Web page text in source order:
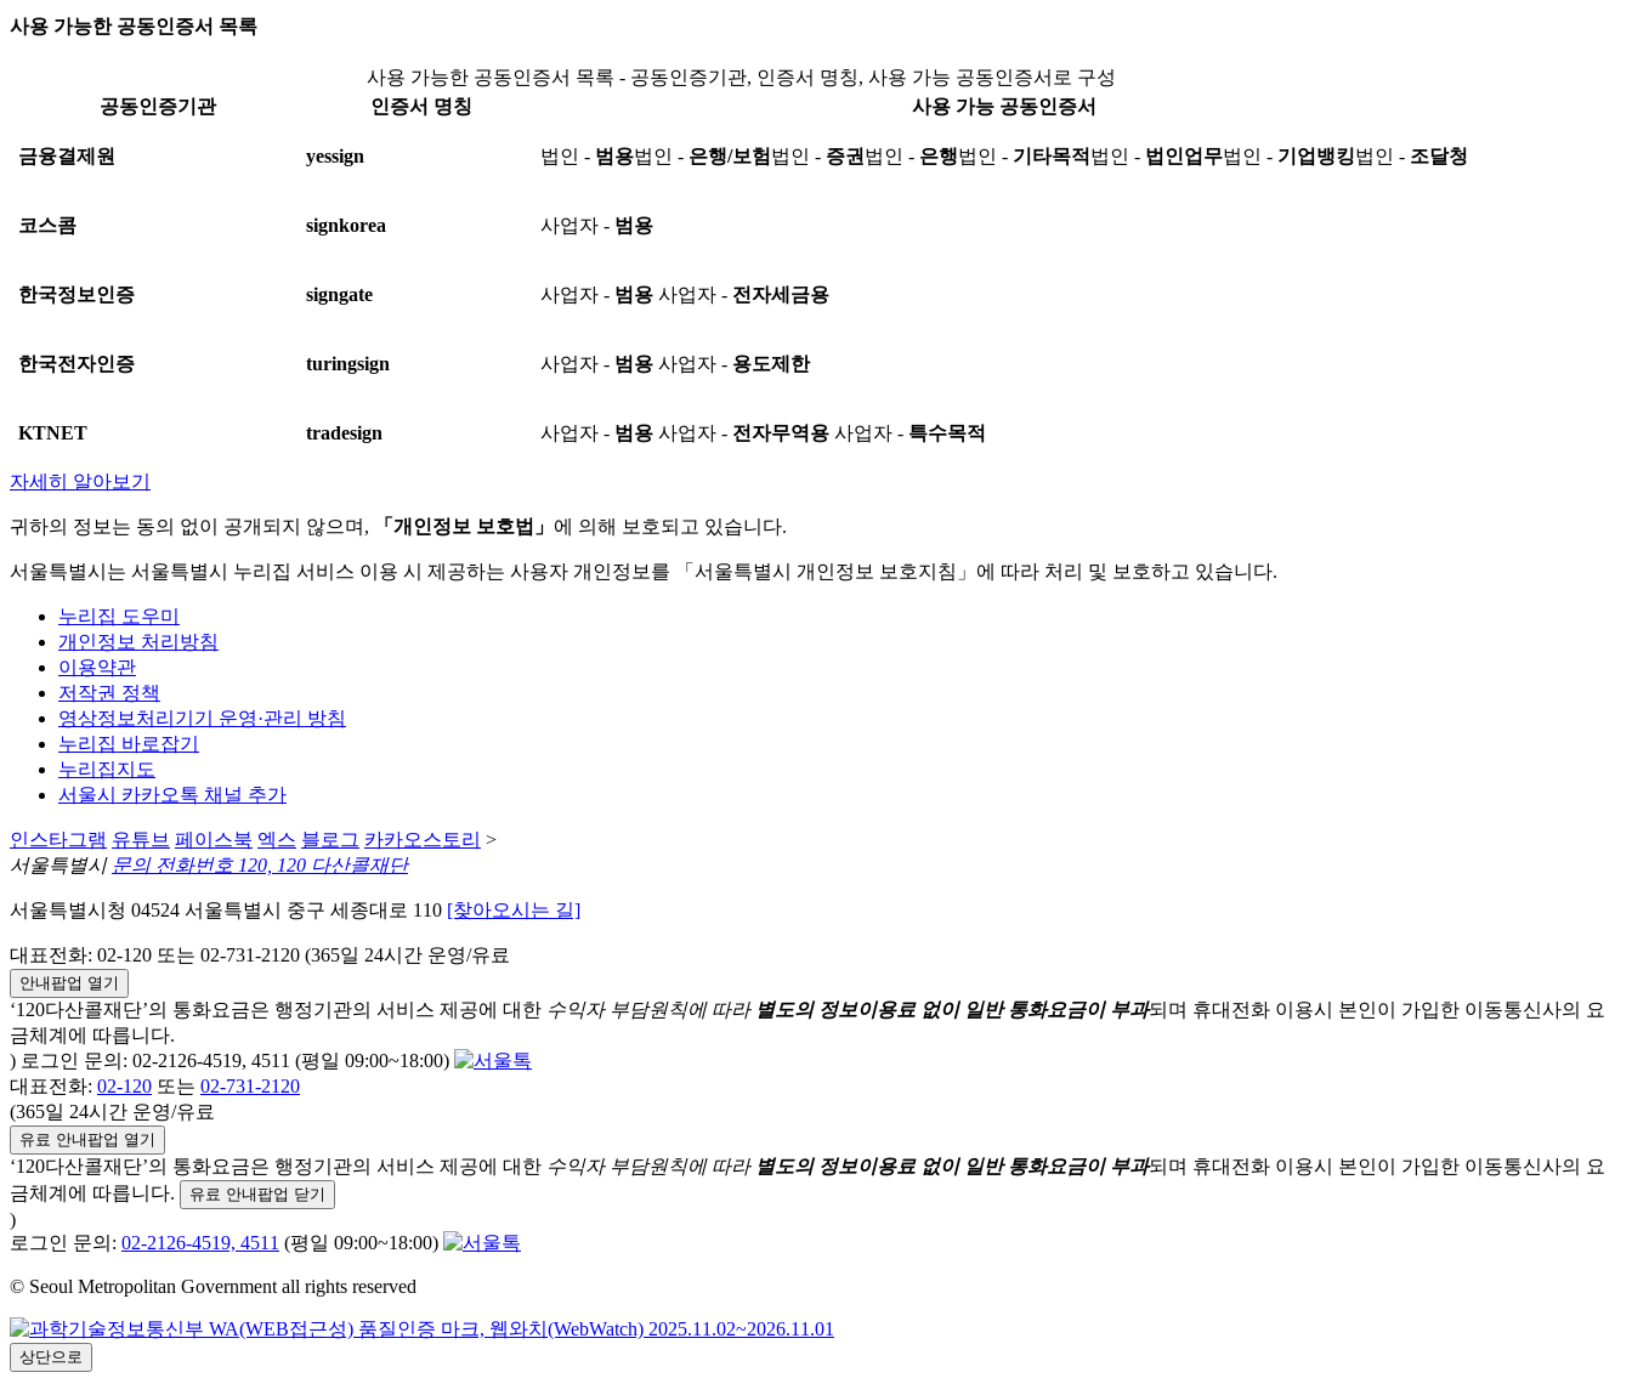
사용 가능한 공동인증서 목록
사용 가능한 공동인증서 목록 - 공동인증기관, 인증서 명칭, 사용 가능 공동인증서로 구성
공동인증기관
인증서 명칭 사용 가능 공동인증서
금융결제원 yessign 법인 - 범용법인 - 은행/보험 법인 - 증권 법인 - 은행법인 - 기타목적 법인 - 법인업무법인 - 기업뱅킹법인 - 조달청
코스콤 signkorea 사업자 - 범용
한국정보인증 signgate 사업자 - 범용 사업자 - 전자세금용
한국전자인증 turingsign 사업자 - 범용 사업자 - 용도제한
KTNET tradesign 사업자 - 범용 사업자 - 전자무역용 사업자 - 특수목적
자세히 알아보기
귀하의 정보는 동의 없이 공개되지 않으며, 「개인정보 보호법」 에 의해 보호되고 있습니다.
서울특별시는 서울특별시 누리집 서비스 이용 시 제공하는 사용자 개인정보를 「서울특별시 개인정보 보호지침」에 따라 처리 및 보호하고 있습니다.
누리집 도우미
개인정보 처리방침
이용약관
저작권 정책
영상정보처리기기 운영·관리 방침
누리집 바로잡기
누리집지도
서울시 카카오톡 채널 추가
인스타그램 유튜브 페이스북 엑스 블로그 카카오스토리 >
서울특별시 문의 전화번호 120, 120 다산콜재단
서울특별시청 04524 서울특별시 중구 세종대로 110 [찾아오시는 길]
대표전화: 02-120 또는 02-731-2120 (365일 24시간 운영/유료
안내팝업 열기
‘120다산콜재단’의 통화요금은 행정기관의 서비스 제공에 대한 수익자 부담원칙에 따라 별도의 정보이용료 없이 일반 통화요금이 부과되며 휴대전화 이용시 본인이 가입한 이동통신사의 요
금체계에 따릅니다.
) 로그인 문의: 02-2126-4519, 4511 (평일 09:00~18:00)
대표전화: 02-120 또는 02-731-2120
(365일 24시간 운영/유료
유료 안내팝업 열기
‘120다산콜재단’의 통화요금은 행정기관의 서비스 제공에 대한 수익자 부담원칙에 따라 별도의 정보이용료 없이 일반 통화요금이 부과되며 휴대전화 이용시 본인이 가입한 이동통신사의 요
금체계에 따릅니다.
유료 안내팝업 닫기
)
로그인 문의: 02-2126-4519, 4511 (평일 09:00~18:00)
© Seoul Metropolitan Government all rights reserved
상단으로